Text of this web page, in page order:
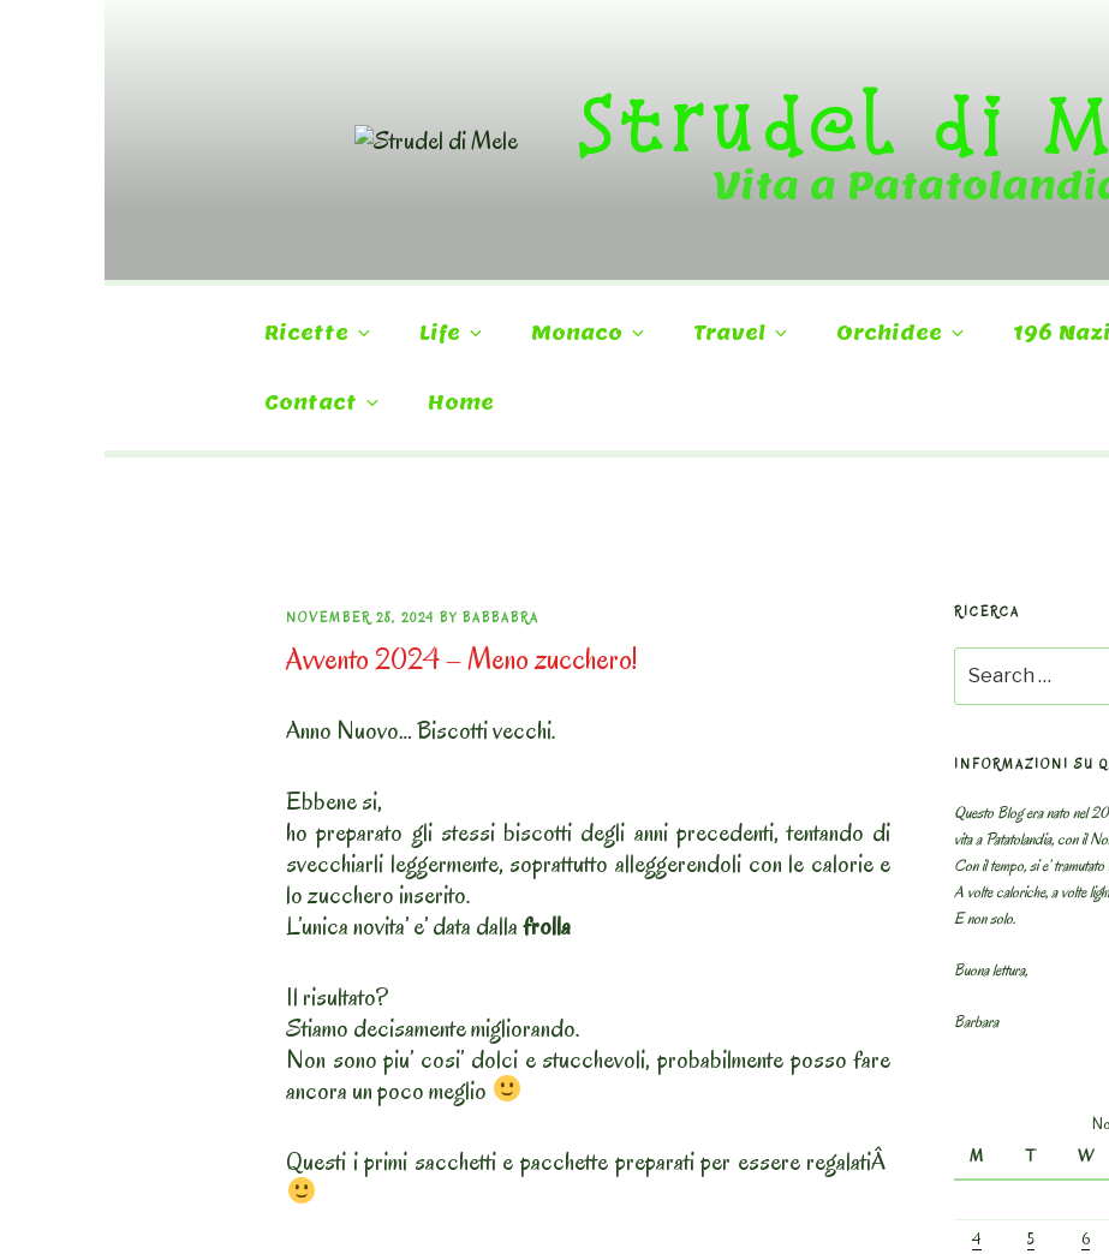
Strudel di
Vita a
Ricette Life Monaco Travel Orchidee 196
Contact Home
POSTED
ON
NOVEMBER 28, 2024 BY BABBABRA
Avvento 2024 – Meno zucchero!
Anno Nuovo… Biscotti vecchi.
Ebbene si,
ho preparato gli stessi biscotti degli anni precedenti, tentando di
svecchiarli leggermente, soprattutto alleggerendoli con le calorie e
lo zucchero inserito.
L’unica novita’ e’ data dallafrolla
Il risultato?
Stiamo decisamente migliorando.
Non sono piu’ cosi’ dolci e stucchevoli, probabilmente posso fare
ancora un poco meglio
Questi i primi sacchetti e pacchette preparati per essere regalatiÂ
RICERCA
for:
INFORMAZIONI SU
Questo Blog era nato nel
vita a Patatolandia, con il
Con il tempo, si e’
A volte caloriche, a volte
E non solo.
Buona lettura,
Barbara
M
T W
4
5 6